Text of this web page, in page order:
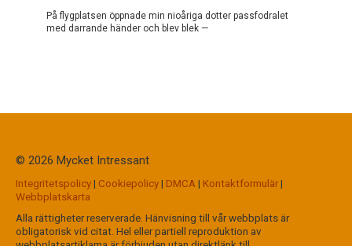
På flygplatsen öppnade min nioåriga dotter passfodralet
med darrande händer och blev blek —
© 2026 Mycket Intressant
Integritetspolicy| Cookiepolicy| DMCA | Kontaktformulär|
Webbplatskarta
Alla rättigheter reserverade. Hänvisning till vår webbplats är
obligatorisk vid citat. Hel eller partiell reproduktion av